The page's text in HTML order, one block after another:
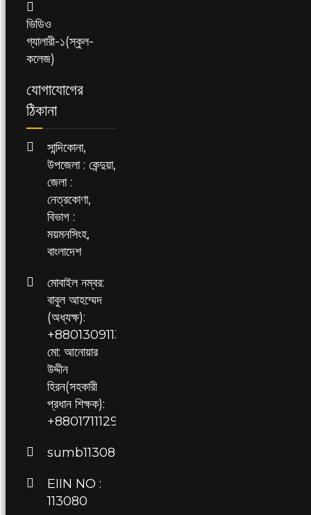
ভিডিও
গ্যালারী-১(স্কুল-
কলেজ)
যোগাযোগের
ঠিকানা
সান্দিকোনা,
উপজেলা : কেন্দুয়া,
জেলা :
নেত্রকোণা,
বিভাগ :
ময়মনসিংহ,
বাংলাদেশ
মোবাইল নম্বর:
বাবুল আহম্মেদ
(অধ্যক্ষ):
+8801309113080,
মো: আনোয়ার
উদ্দীন
হিরন(সহকারী
প্রধান শিক্ষক):
+8801711129709
sumb113080@gmail.com
EIIN NO :
113080